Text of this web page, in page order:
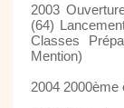
2003
(64)
Classes
Mention)
2004 2000ème